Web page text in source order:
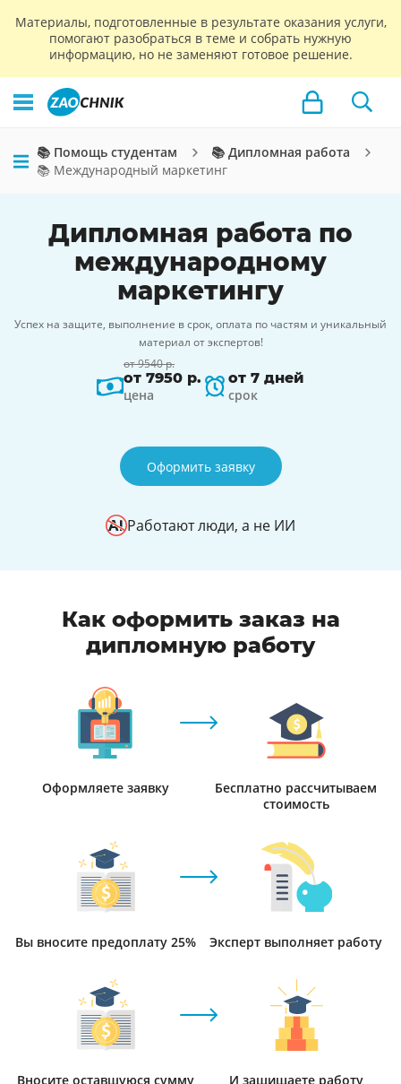
Материалы, подготовленные в результате оказания услуги,
помогают разобраться в теме и собрать нужную
информацию, но не заменяют готовое решение.
📚 Помощь студентам
📚 Дипломная работа
📚 Международный маркетинг
Дипломная работа по
международному
маркетингу
Успех на защите, выполнение в срок, оплата по частям и уникальный
материал от экспертов!
от 9540 р.
от 7950 р.
цена
от 7 дней
срок
Оформить заявку
Работают люди, а не ИИ
Как оформить заказ на
дипломную работу
Оформляете заявку
Бесплатно рассчитываем
стоимость
Вы вносите предоплату 25% Эксперт выполняет работу
Вносите оставшуюся сумму
И защищаете работу